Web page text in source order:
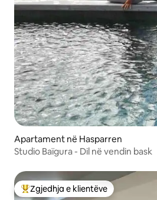
Apartament në Hasparren
Studio Baïgura - Dil në vendin bask
Më të mirat e zgjedhjeve të klientëve
Zgjedhja e klientëve